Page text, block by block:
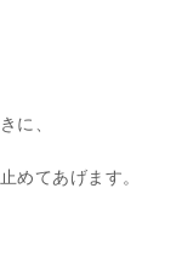
に、
めてあげます。